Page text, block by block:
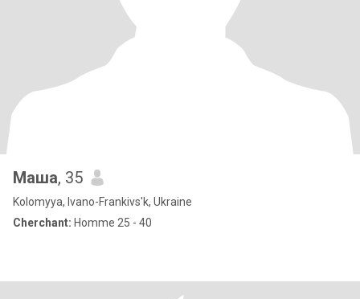
Маша, 35
Kolomyya, Ivano-Frankivs'k, Ukraine
Cherchant: Homme 25 - 40